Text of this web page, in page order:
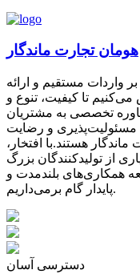
هومان تجارت ماندگار
بر واردات مستقیم و ارائه
می‌کنیم تا کیفیت، تنوع و
تخصصی به مشتریان
مسئولیت‌پذیری و رضایت
هستند.با افتخار،
از تولیدکنندگان بزرگ
همکاری‌های بلندمدت و
پایدار گام برمی‌داریم.
دسترسی آسان